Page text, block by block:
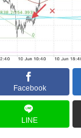
Facebook
LINE